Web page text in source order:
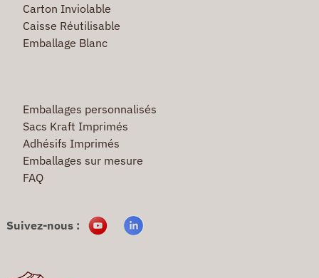
Carton Inviolable
Caisse Réutilisable
Emballage Blanc
Emballages personnalisés
Sacs Kraft Imprimés
Adhésifs Imprimés
Emballages sur mesure
FAQ
Suivez-nous :